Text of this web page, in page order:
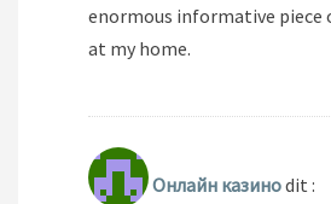
enormous informative piece
at my home.
Онлайн казиноdit :